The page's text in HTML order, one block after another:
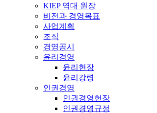
KIEP 역대 원장
비전과 경영목표
사업계획
조직
경영공시
윤리경영
윤리헌장
윤리강령
인권경영
인권경영헌장
인권경영규정